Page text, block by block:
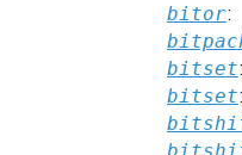
bitor:
bitset:
bitset: